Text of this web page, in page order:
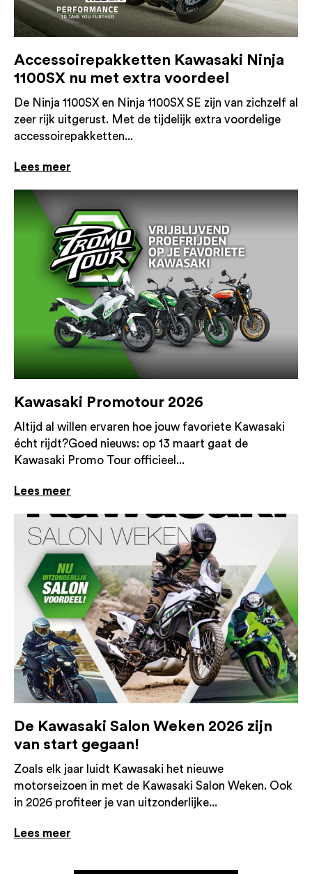
Accessoirepakketten Kawasaki Ninja
1100SX nu met extra voordeel
De Ninja 1100SX en Ninja 1100SX SE zijn van zichzelf al
zeer rijk uitgerust. Met de tijdelijk extra voordelige
accessoirepakketten...
Lees meer
Kawasaki Promotour 2026
Altijd al willen ervaren hoe jouw favoriete Kawasaki
écht rijdt?Goed nieuws: op 13 maart gaat de
Kawasaki Promo Tour officieel...
Lees meer
De Kawasaki Salon Weken 2026 zijn
van start gegaan!
Zoals elk jaar luidt Kawasaki het nieuwe
motorseizoen in met de Kawasaki Salon Weken. Ook
in 2026 profiteer je van uitzonderlijke...
Lees meer